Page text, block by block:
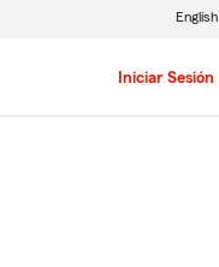
Iniciar Sesión
English